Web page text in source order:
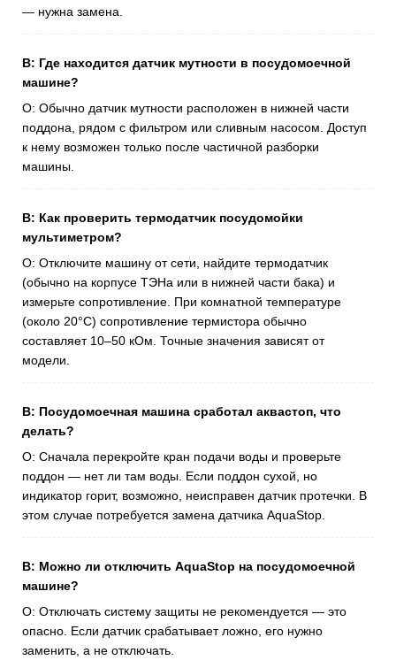
— нужна замена.
В: Где находится датчик мутности в посудомоечной
машине?
О: Обычно датчик мутности расположен в нижней части
поддона, рядом с фильтром или сливным насосом. Доступ
к нему возможен только после частичной разборки
машины.
В: Как проверить термодатчик посудомойки
мультиметром?
О: Отключите машину от сети, найдите термодатчик
(обычно на корпусе ТЭНа или в нижней части бака) и
измерьте сопротивление. При комнатной температуре
(около 20°C) сопротивление термистора обычно
составляет 10–50 кОм. Точные значения зависят от
модели.
В: Посудомоечная машина сработал аквастоп, что
делать?
О: Сначала перекройте кран подачи воды и проверьте
поддон — нет ли там воды. Если поддон сухой, но
индикатор горит, возможно, неисправен датчик протечки. В
этом случае потребуется замена датчика AquaStop.
В: Можно ли отключить AquaStop на посудомоечной
машине?
О: Отключать систему защиты не рекомендуется — это
опасно. Если датчик срабатывает ложно, его нужно
заменить, а не отключать.